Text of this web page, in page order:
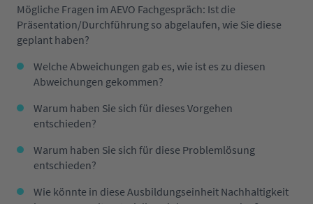
Mögliche Fragen im AEVO Fachgespräch: Ist die
Präsentation/Durchführung so abgelaufen, wie Sie diese
geplant haben?
Welche Abweichungen gab es, wie ist es zu diesen
Abweichungen gekommen?
Warum haben Sie sich für dieses Vorgehen
entschieden?
Warum haben Sie sich für diese Problemlösung
entschieden?
Wie könnte in diese Ausbildungseinheit Nachhaltigkeit